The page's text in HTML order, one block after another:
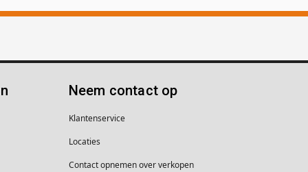
Neem contact op
Klantenservice
Locaties
Contact opnemen over verkopen